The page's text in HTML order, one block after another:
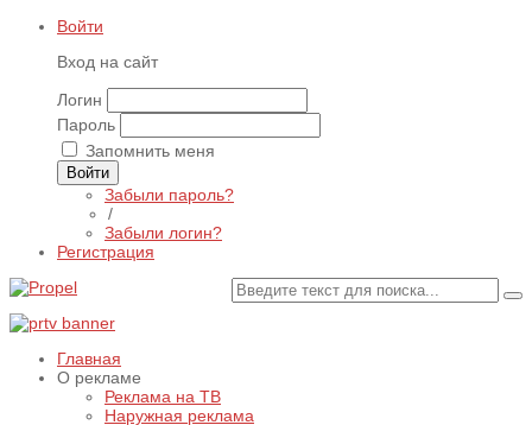
Войти
Вход на сайт
Логин
Пароль
Запомнить меня
Войти
Забыли пароль?
/
Забыли логин?
Регистрация
Главная
О рекламе
Реклама на ТВ
Наружная реклама